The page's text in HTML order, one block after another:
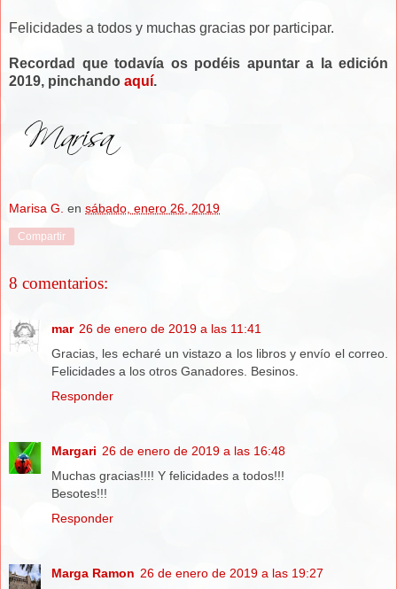
Felicidades a todos y muchas gracias por participar.
Recordad que todavía os podéis apuntar a la edición
2019, pinchando aquí.
Marisa G. en sábado, enero 26, 2019
Compartir
8 comentarios:
mar 26 de enero de 2019 a las 11:41
Gracias, les echaré un vistazo a los libros y envío el correo.
Felicidades a los otros Ganadores. Besinos.
Responder
Margari 26 de enero de 2019 a las 16:48
Muchas gracias!!!! Y felicidades a todos!!!
Besotes!!!
Responder
Marga Ramon 26 de enero de 2019 a las 19:27